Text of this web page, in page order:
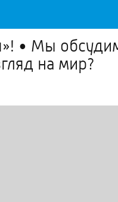
• Мы
на мир?